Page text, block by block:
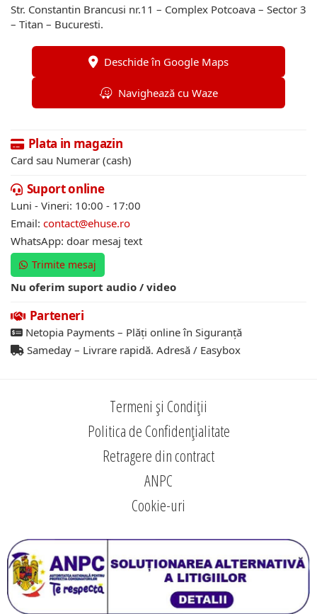
Str. Constantin Brancusi nr.11 – Complex Potcoava – Sector 3
– Titan – Bucuresti.
Deschide în Google Maps
Navighează cu Waze
Plata in magazin
Card sau Numerar (cash)
Suport online
Luni - Vineri: 10:00 - 17:00
Email: contact@ehuse.ro
WhatsApp: doar mesaj text
Trimite mesaj
Nu oferim suport audio / video
Parteneri
Netopia Payments – Plăți online în Siguranță
Sameday – Livrare rapidă. Adresă / Easybox
Termeni și Condiții
Politica de Confidențialitate
Retragere din contract
ANPC
Cookie-uri